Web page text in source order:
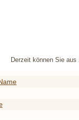
Derzeit können Sie